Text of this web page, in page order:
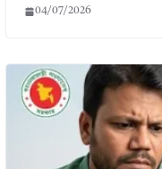
04/07/2026